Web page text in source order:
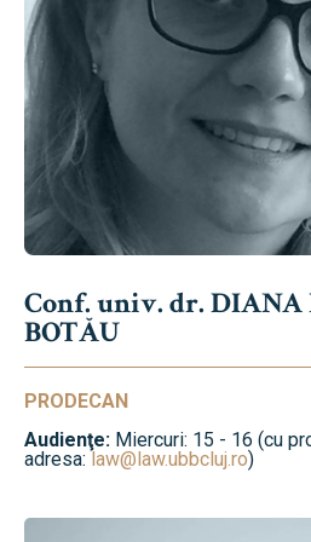
Conf. univ. dr.
BOTĂU
PRODECAN
Audienţe: Miercuri: 15 - 16 (cu
adresa: law@law.ubbcluj.ro)